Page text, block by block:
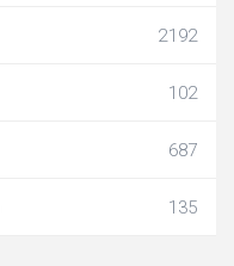
2192
102
687
135